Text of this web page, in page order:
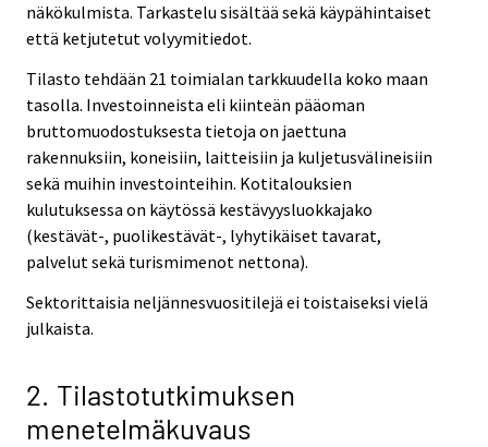
näkökulmista. Tarkastelu sisältää sekä käypähintaiset
että ketjutetut volyymitiedot.
Tilasto tehdään 21 toimialan tarkkuudella koko maan
tasolla. Investoinneista eli kiinteän pääoman
bruttomuodostuksesta tietoja on jaettuna
rakennuksiin, koneisiin, laitteisiin ja kuljetusvälineisiin
sekä muihin investointeihin. Kotitalouksien
kulutuksessa on käytössä kestävyysluokkajako
(kestävät-, puolikestävät-, lyhytikäiset tavarat,
palvelut sekä turismimenot nettona).
Sektorittaisia neljännesvuositilejä ei toistaiseksi vielä
julkaista.
2. Tilastotutkimuksen
menetelmäkuvaus